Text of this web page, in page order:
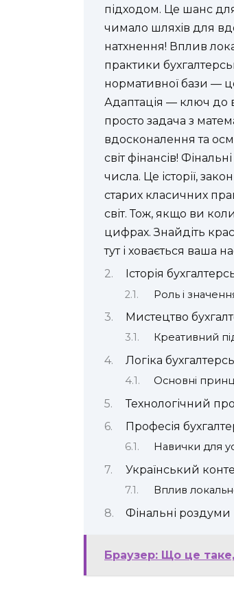
підходом. Це шанс
чимало шляхів для
натхнення! Вплив
практики
нормативної бази —
Адаптація — ключ до
просто задача з
вдосконалення та
світ фінансів!
числа. Це історії,
старих класичних
світ. Тож, якщо ви
цифрах. Знайдіть
тут і ховається ваша
Історія
Роль і
Мистецтво
Креативний
Логіка
Основні
Технологічний
Професія
Навички для
Український
Вплив
Фінальні роздуми
Браузер: Що це